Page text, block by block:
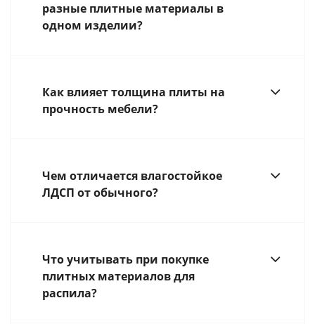
разные плитные материалы в
одном изделии?
Как влияет толщина плиты на
прочность мебели?
Чем отличается влагостойкое
ЛДСП от обычного?
Что учитывать при покупке
плитных материалов для
распила?